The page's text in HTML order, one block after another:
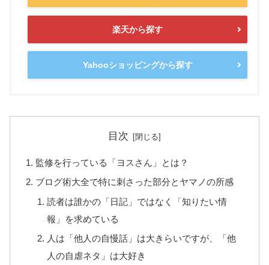
楽天から探す
Yahooショッピングから探す
目次
監修を行っている「ヨスさん」とは？
ブログ術大全で特に刺さった部分とヤマノの所感
読者は誰かの「日記」ではなく「知りたい情
報」を求めている
人は「他人の自慢話」は大きらいですが、「他
人の自虐ネタ」は大好き